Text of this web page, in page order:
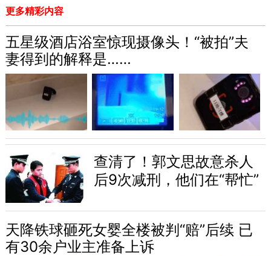
更多精彩内容
五星级酒店浴室惊现摄像头！“被拍”夫
妻得到的解释是……
查清了！郭文思故意杀人
后9次减刑，他们在“帮忙”
天降铁球砸死女婴全楼被判“赔”后续 已
有30余户业主准备上诉